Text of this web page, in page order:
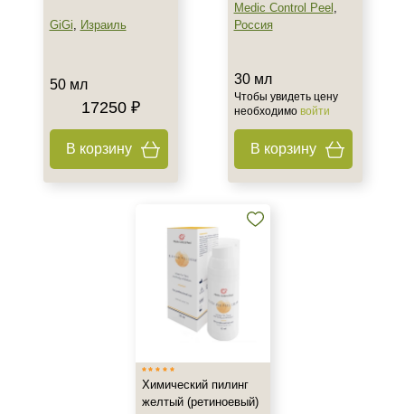
Увлажнение
Назначение против
Акне
GiGi, Израиль
50 мл
17250 ₽
В корзину
Medic Control Peel ,
Россия
30 мл
Чтобы увидеть цену
необходимо войти
В корзину
Химический пилинг
желтый (ретиноевый)